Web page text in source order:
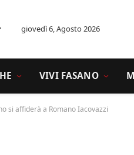
giovedì 6, Agosto 2026
VIVI FASANO
si affiderà a Romano Iacovazzi